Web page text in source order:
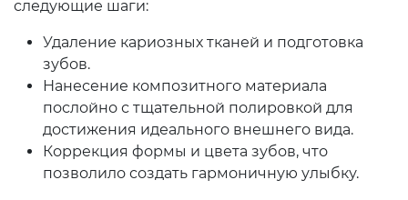
следующие шаги:
Удаление кариозных тканей и подготовка
зубов.
Нанесение композитного материала
послойно с тщательной полировкой для
достижения идеального внешнего вида.
Коррекция формы и цвета зубов, что
позволило создать гармоничную улыбку.